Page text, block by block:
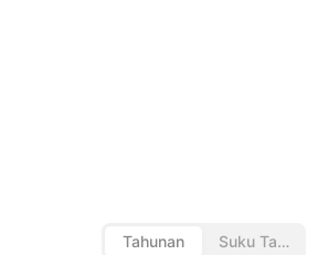
Tahunan Suku Tahunan